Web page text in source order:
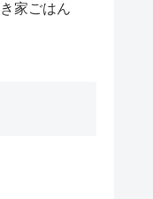
家ごはん